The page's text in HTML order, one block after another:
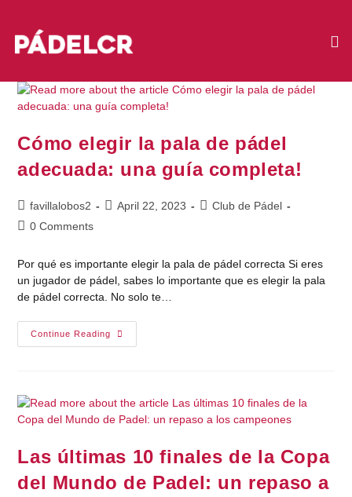
Cómo elegir la pala de pádel
adecuada: una guía completa!
favillalobos2 April 22, 2023
Club de Pádel
0 Comments
Por qué es importante elegir la pala de pádel correcta Si eres
un jugador de pádel, sabes lo importante que es elegir la pala
de pádel correcta. No solo te…
Continue Reading
Las últimas 10 finales de la Copa
del Mundo de Padel: un repaso a